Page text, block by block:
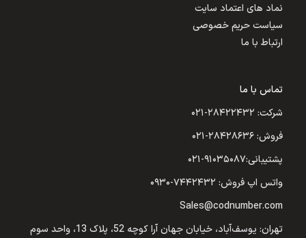
نماد های اعتماد سایت
سیاست حریم خصوصی
ارتباط با ما
تماس با ما
شرکت: ۲۸۴۲۲۴۳۲-۰۲۱
فروش: ۲۸۴۲۸۶۳۶-۰۲۱
پشتیبانی:۹۱۰۳۵۰۸۷-۰۲۱
واتس اپ فروش: ۷۴۴۲۴۳۲-۰۹۳۰
Sales@codnumber.com
تهران: یوسف‌آباد، خیابان جهان آرا کوچه 52، پلاک 13، واحد سوم